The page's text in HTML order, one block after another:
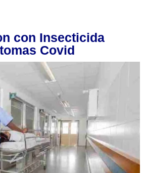
con Insecticida
Covid